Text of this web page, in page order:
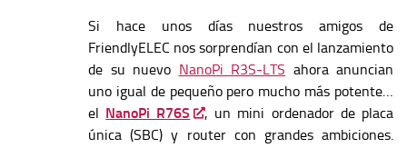
Si hace unos días nuestros amigos de
FriendlyELEC nos sorprendían con el lanzamiento
de su nuevo NanoPi R3S‑LTS ahora anuncian
uno igual de pequeño pero mucho más potente…
el NanoPi R76S
, un mini ordenador de placa
única (SBC) y router con grandes ambiciones.